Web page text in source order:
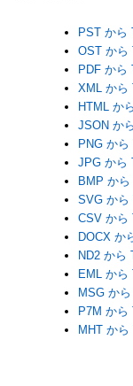
PST から
OST から
PDF から
XML から
HTML か
JSON か
PNG から
JPG から
BMP か
SVG から
CSV から
DOCX か
ND2 から
EML から
MSG か
P7M から
MHT から